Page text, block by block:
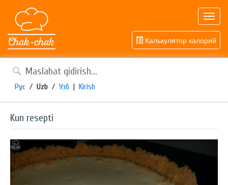
Калькулятор калорий
Рус / Uzb / Узб | Kirish
Kun resepti